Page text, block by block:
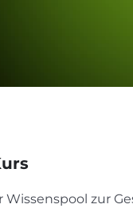
Wissenspool zur